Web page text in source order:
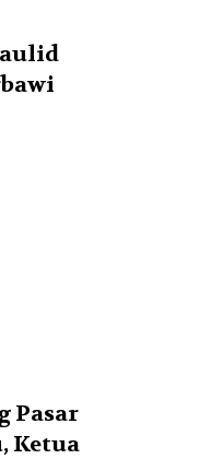
Pasar
Ketua